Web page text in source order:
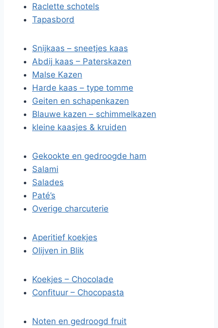
Raclette schotels
Tapasbord
Snijkaas – sneetjes kaas
Abdij kaas – Paterskazen
Malse Kazen
Harde kaas – type tomme
Geiten en schapenkazen
Blauwe kazen – schimmelkazen
kleine kaasjes & kruiden
Gekookte en gedroogde ham
Salami
Salades
Paté’s
Overige charcuterie
Aperitief koekjes
Olijven in Blik
Koekjes – Chocolade
Confituur – Chocopasta
Noten en gedroogd fruit